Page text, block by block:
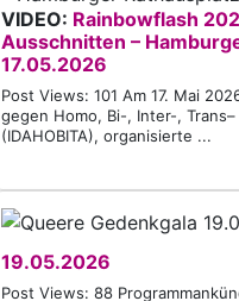
VIDEO: Rainbowflash
Ausschnitten –
17.05.2026
Post Views: 101 Am 17. Mai
gegen Homo, Bi-, Inter-,
(IDAHOBITA), organisierte ...
19.05.2026
Post Views: 88